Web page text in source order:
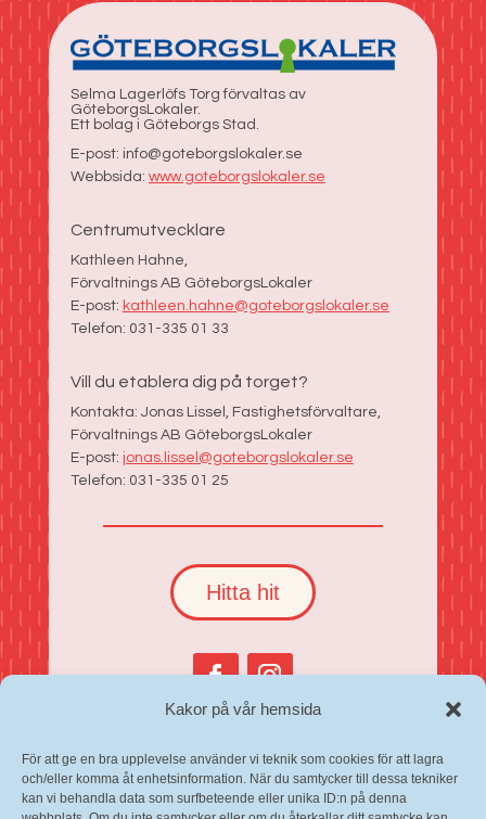
Kakor på vår hemsida
För att ge en bra upplevelse använder vi teknik som cookies för att lagra
och/eller komma åt enhetsinformation. När du samtycker till dessa tekniker
kan vi behandla data som surfbeteende eller unika ID:n på denna
Selma Lagerlöfs Torg förvaltas av
GöteborgsLokaler.
Ett bolag i Göteborgs Stad.
E-post: info@goteborgslokaler.se
Webbsida: www.goteborgslokaler.se
Centrumutvecklare
Kathleen Hahne,
Förvaltnings AB GöteborgsLokaler
E-post: kathleen.hahne@goteborgslokaler.se
Telefon: 031-335 01 33
Vill du etablera dig på torget?
Kontakta: Jonas Lissel, Fastighetsförvaltare,
Förvaltnings AB GöteborgsLokaler
E-post: jonas.lissel@goteborgslokaler.se
Telefon: 031-335 01 25
Hitta hit
FacebookInstagram
Selma Lagerlöfs Torg i Tillgänglighetsdatabasen